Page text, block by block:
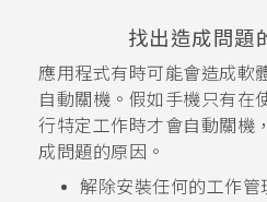
找出造成問題
應用程式有時可能會造成軟
自動關機。假如手機只有在
行特定工作時才會自動關機
成問題的原因。
解除安裝任何的工作